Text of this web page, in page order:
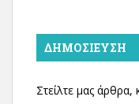
ΔΗΜΟΣΊΕΥΣΗ
Στείλτε μας άρθρα,